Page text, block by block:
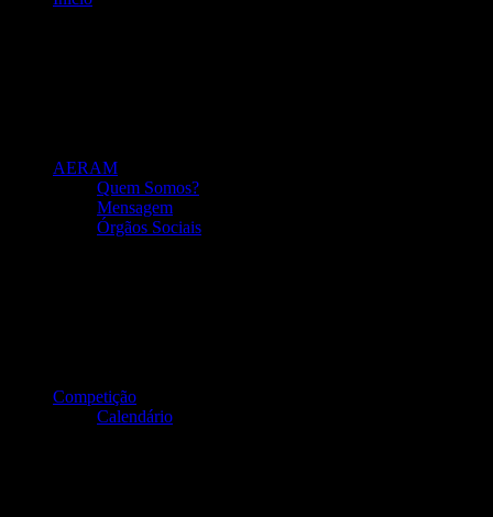
AERAM
Quem Somos?
Mensagem
Órgãos Sociais
Competição
Calendário